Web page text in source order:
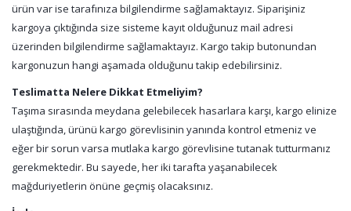
ürün var ise tarafınıza bilgilendirme sağlamaktayız. Siparişiniz
kargoya çıktığında size sisteme kayıt olduğunuz mail adresi
üzerinden bilgilendirme sağlamaktayız. Kargo takip butonundan
kargonuzun hangi aşamada olduğunu takip edebilirsiniz.
Teslimatta Nelere Dikkat Etmeliyim?
Taşıma sırasında meydana gelebilecek hasarlara karşı, kargo elinize
ulaştığında, ürünü kargo görevlisinin yanında kontrol etmeniz ve
eğer bir sorun varsa mutlaka kargo görevlisine tutanak tutturmanız
gerekmektedir. Bu sayede, her iki tarafta yaşanabilecek
mağduriyetlerin önüne geçmiş olacaksınız.